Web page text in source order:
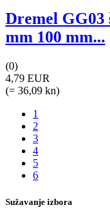
Dremel
mm 100 mm...
(0)
4,79 EUR
(= 36,09 kn)
1
2
3
4
5
6
Sužavanje izbora